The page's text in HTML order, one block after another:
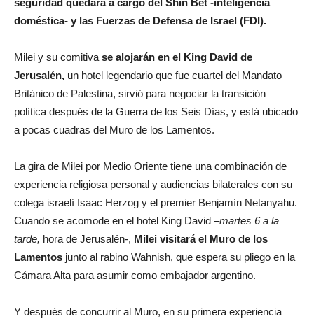
seguridad quedará a cargo del Shin Bet -inteligencia
doméstica- y las Fuerzas de Defensa de Israel (FDI).
Milei y su comitiva se alojarán en el King David de
Jerusalén, un hotel legendario que fue cuartel del Mandato
Británico de Palestina, sirvió para negociar la transición
política después de la Guerra de los Seis Días, y está ubicado
a pocas cuadras del Muro de los Lamentos.
La gira de Milei por Medio Oriente tiene una combinación de
experiencia religiosa personal y audiencias bilaterales con su
colega israelí Isaac Herzog y el premier Benjamín Netanyahu.
Cuando se acomode en el hotel King David –martes 6 a la
tarde, hora de Jerusalén-, Milei visitará el Muro de los
Lamentos junto al rabino Wahnish, que espera su pliego en la
Cámara Alta para asumir como embajador argentino.
Y después de concurrir al Muro, en su primera experiencia